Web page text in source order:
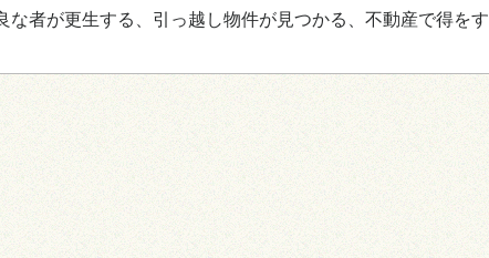
者が更生する、引っ越し物件が見つかる、不動産で得をす